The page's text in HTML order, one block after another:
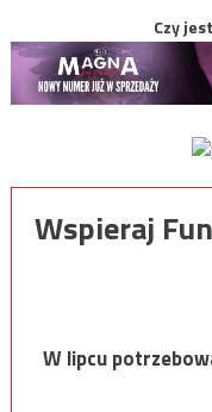
Czy
Wspieraj
W lipcu